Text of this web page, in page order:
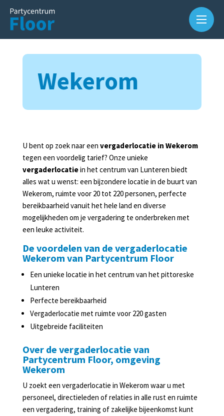
Over
ons
Waarom
Partycentrum
Floor?
Slijterij
Lunteren
Agenda
Wekerom
U bent op zoek naar een vergaderlocatie in Wekerom
tegen een voordelig tarief? Onze unieke
vergaderlocatiein het centrum van Lunteren biedt
alles wat u wenst: een bijzondere locatie in de buurt van
Wekerom, ruimte voor 20 tot 220 personen, perfecte
bereikbaarheid vanuit het hele land en diverse
mogelijkheden om je vergadering te onderbreken met
een leuke activiteit.
De voordelen van de vergaderlocatie
Wekerom van Partycentrum Floor
Een unieke locatie in het centrum van het pittoreske
Lunteren
Perfecte bereikbaarheid
Vergaderlocatie met ruimte voor 220 gasten
Uitgebreide faciliteiten
Over de vergaderlocatie van
Partycentrum Floor, omgeving
Wekerom
U zoekt een vergaderlocatie in Wekerom waar u met
personeel, directieleden of relaties in alle rust en ruimte
een vergadering, training of zakelijke bijeenkomst kunt